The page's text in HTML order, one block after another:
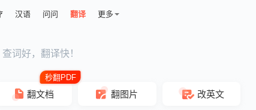
汉语 问问 翻译 更多
查词好，翻译快！
翻文档 翻图片 改英文